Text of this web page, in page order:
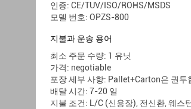
인증: CE/TUV/ISO/ROHS/MSDS
모델 번호: OPZS-800
지불과 운송 용어
최소 주문 수량: 1 유닛
가격: negotiable
포장 세부 사항: Pallet+Carton은 권투
배달 시간: 7-20 일
지불 조건: L/C (신용장), 전신환, 웨스